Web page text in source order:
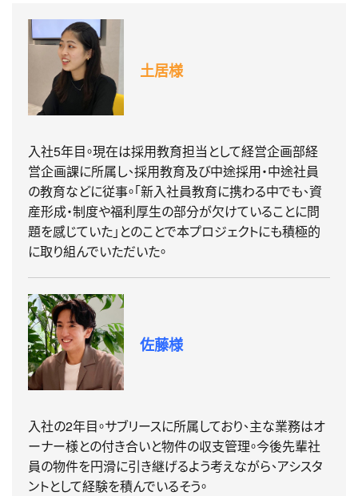
土居様
入社5年目。現在は採用教育担当として経営企画部経
営企画課に所属し、採用教育及び中途採用・中途社員
の教育などに従事。「新入社員教育に携わる中でも、資
産形成・制度や福利厚生の部分が欠けていることに問
題を感じていた」とのことで本プロジェクトにも積極的
に取り組んでいただいた。
佐藤様
入社の2年目。サブリースに所属しており、主な業務はオ
ーナー様との付き合いと物件の収支管理。今後先輩社
員の物件を円滑に引き継げるよう考えながら、アシスタ
ントとして経験を積んでいるそう。